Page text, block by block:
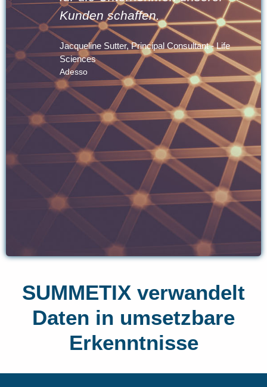
SUMMETIX verwandelt
Daten in umsetzbare
Erkenntnisse